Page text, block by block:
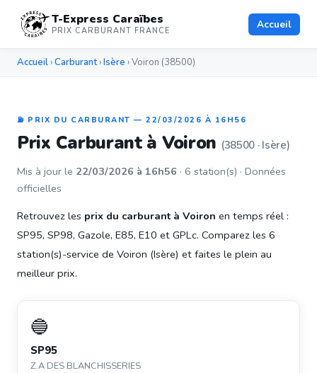
T-Express Caraïbes
PRIX CARBURANT FRANCE Accueil
Accueil ›Carburant›Isère › Voiron (38500)
⛽ PRIX DU CARBURANT — 22/03/2026 À 16H56
Prix Carburant à Voiron (38500 · Isère)
Mis à jour le 22/03/2026 à 16h56 · 6 station(s) · Données
officielles
Retrouvez les prix du carburant à Voiron en temps réel :
SP95, SP98, Gazole, E85, E10 et GPLc. Comparez les 6
station(s)-service de Voiron (Isère) et faites le plein au
meilleur prix.
🔵
SP95
Z.A DES BLANCHISSERIES